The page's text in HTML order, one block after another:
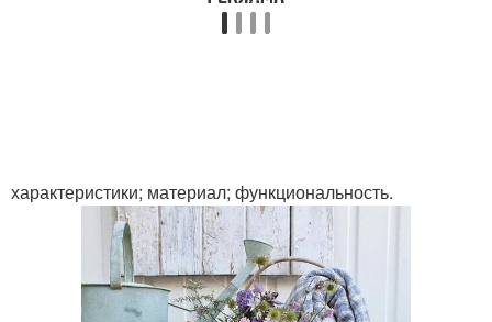
характеристики; материал; функциональность.